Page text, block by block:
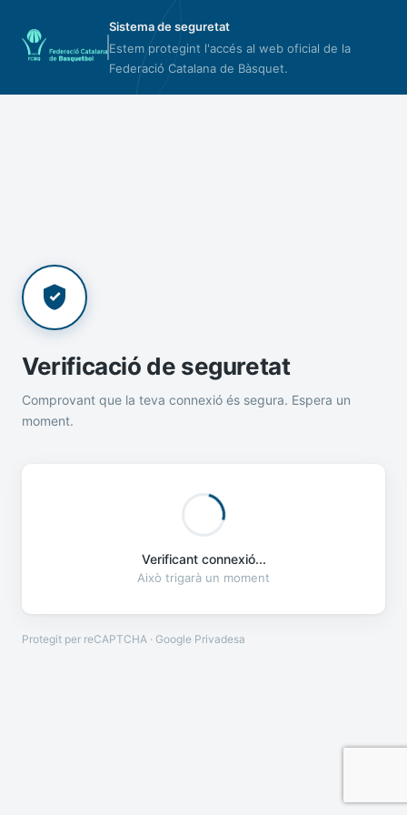
Sistema de seguretat
Estem protegint l'accés al web oficial de la
Federació Catalana de Bàsquet.
Verificació de seguretat
Comprovant que la teva connexió és segura. Espera un
moment.
Verificant connexió...
Això trigarà un moment
Protegit per reCAPTCHA · Google Privadesa